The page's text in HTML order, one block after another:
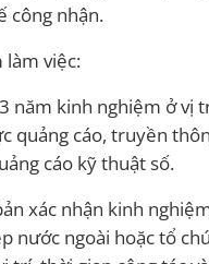
công nhận.
làm việc:
năm kinh nghiệm ở vị
quảng cáo, truyền
cáo kỹ thuật số.
xác nhận kinh
nước ngoài hoặc tổ